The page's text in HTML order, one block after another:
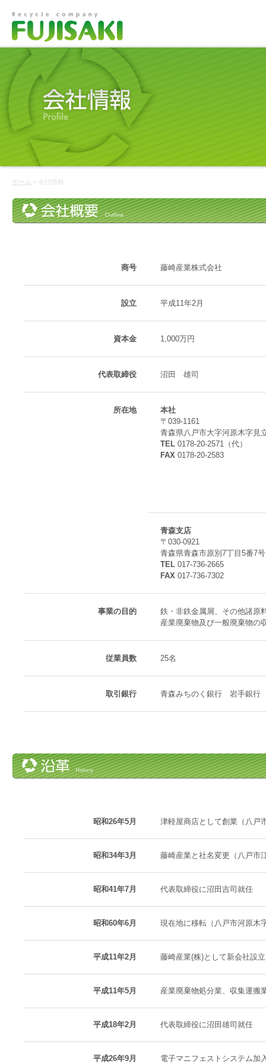
ホーム ＞会社情報
商号 藤崎産業株式会社
設立 平成11年2月
資本金 1,000万円
代表取締役 沼田 雄司
所在地
本社
〒039-1161
青森県八戸市大字河原木字見
TEL 0178-20-2571（代）
FAX 0178-20-2583
青森支店
〒030-0921
青森県青森市原別7丁目5番7号
TEL 017-736-2665
FAX 017-736-7302
事業の目的
鉄・非鉄金属屑、その他諸原
産業廃棄物及び一般廃棄物の
従業員数 25名
取引銀行 青森みちのく銀行 岩手銀行
昭和26年5月 津軽屋商店として創業（八戸
昭和34年3月 藤崎産業と社名変更（八戸市
昭和41年7月 代表取締役に沼田吉司就任
昭和60年6月 現在地に移転（八戸市河原木
平成11年2月 藤崎産業(株)として新会社設
平成11年5月 産業廃棄物処分業、収集運搬
平成18年2月 代表取締役に沼田雄司就任
平成26年9月 電子マニフェストシステム加